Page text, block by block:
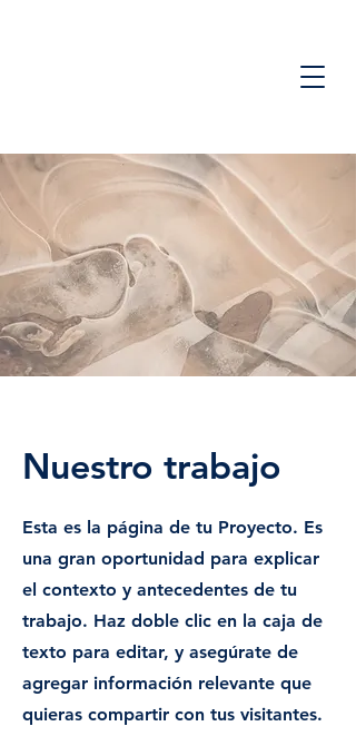
Nuestro trabajo
Esta es la página de tu Proyecto. Es
una gran oportunidad para explicar
el contexto y antecedentes de tu
trabajo. Haz doble clic en la caja de
texto para editar, y asegúrate de
agregar información relevante que
quieras compartir con tus visitantes.